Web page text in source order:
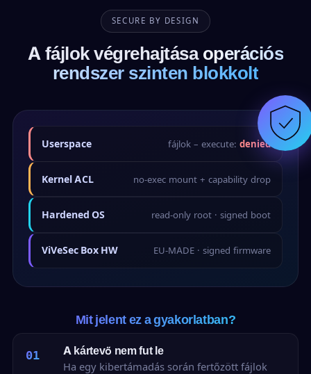
SECURE BY DESIGN
A fájlok végrehajtásaoperációs
rendszer szinten blokkolt
Userspace fájlok – execute: denied
Kernel ACL no-exec mount + capability drop
Hardened OS read-only root · signed boot
ViVeSec Box HW EU-MADE · signed firmware
Mit jelent ez a gyakorlatban?
01 A kártevő nem fut le
Ha egy kibertámadás során fertőzött fájlok